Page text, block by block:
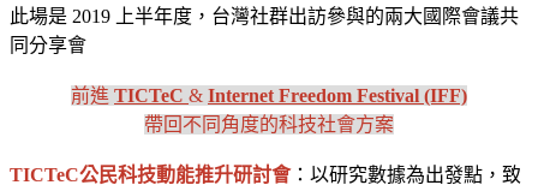
此場是 2019 上半年度，台灣社群出訪參與的兩大國際會議共
同分享會
前進 TICTeC & Internet Freedom Festival (IFF)
帶回不同角度的科技社會方案
TICTeC公民科技動能推升研討會：以研究數據為出發點，致